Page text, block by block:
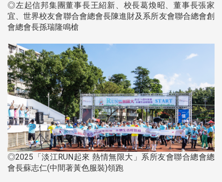
◎左起信邦集團董事長王紹新、校長葛煥昭、董事長張家
宜、世界校友會聯合會總會長陳進財及系所友會聯合總會創
會總會長孫瑞隆鳴槍
◎2025「淡江RUN起來 熱情無限大」系所友會聯合總會總
會長蘇志仁(中間著黃色服裝)領跑